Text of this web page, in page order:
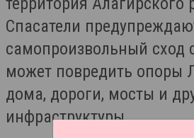
Спасатели
самопроизвольный сход
может повредить опоры
дома, дороги, мосты и
инфраструктуры.